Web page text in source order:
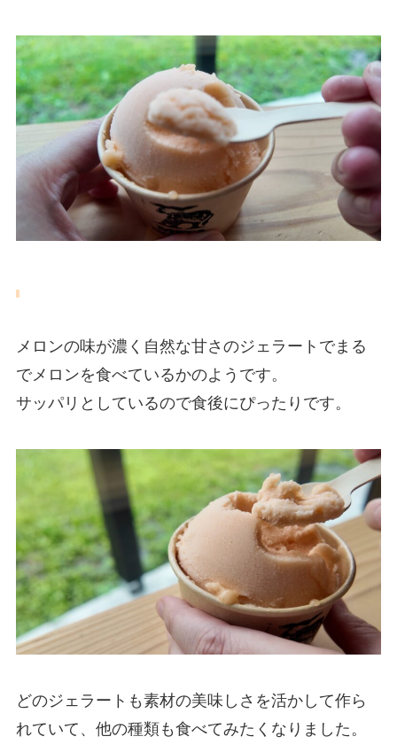
メロンの味が濃く自然な甘さのジェラートでまる
でメロンを食べているかのようです。
サッパリとしているので食後にぴったりです。
どのジェラートも素材の美味しさを活かして作ら
れていて、他の種類も食べてみたくなりました。